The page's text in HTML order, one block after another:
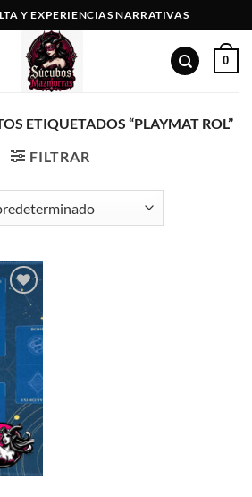
Y EXPERIENCIAS NARRATIVAS
0
ETIQUETADOS “PLAYMAT ROL”
FILTRAR
Añadir
lista de
deseos